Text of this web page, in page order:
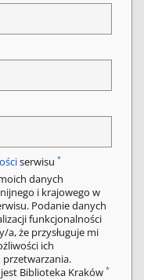
serwisu *
danych
i krajowego w
Podanie danych
funkcjonalności
a, że przysługuje mi
ich
przetwarzania.
Biblioteka Kraków *